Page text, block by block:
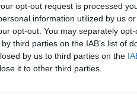
opt-out request is processed
information utilized by us
opt-out. You may separately
third parties on the IAB’s list of
by us to third parties on the
it to other third parties.
zdrady i zgubienia
szkodliwe i mogą
bohatera.
Wertera , bohatera
została ukazana